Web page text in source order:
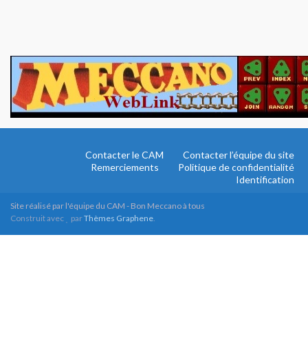
Contacter le CAM
Contacter l’équipe du site
Remerciements
Politique de confidentialité
Identification
Site réalisé par l'équipe du CAM - Bon Meccano à tous
Construit avec
parThèmes Graphene